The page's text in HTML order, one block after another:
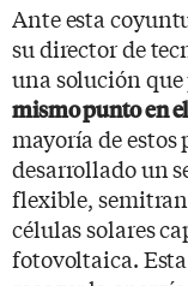
Ante esta
su director de
una solución
mismo punto en
mayoría de estos
desarrollado un
flexible,
células solares
fotovoltaica.